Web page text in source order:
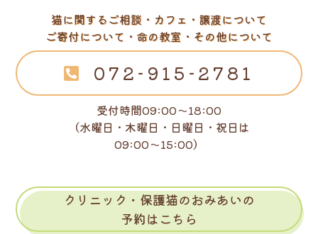
猫に関するご相談・カフェ・譲渡について
ご寄付について・命の教室・その他について
072-915-2781
受付時間09:00～18:00
（水曜日・木曜日・日曜日・祝日は
09:00～15:00）
クリニック・保護猫のおみあいの
予約はこちら